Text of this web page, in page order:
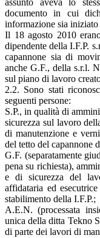
documento in cui
informazione sia
Il 18 agosto 2010
dipendente della I.F.P.
capannone sia di
anche G.F., della s.r.l.
sul piano di lavoro
2.2. Sono stati
seguenti persone:
S.P., in qualità di
sicurezza sul lavoro
di manutenzione e
del tetto del capannone
G.F. (separatamente
pena su richiesta),
e di sicurezza del
affidataria ed
stabilimento della I.F.P.;
A.E.N. (processata
unica della ditta Tekno
di parte dei lavori di